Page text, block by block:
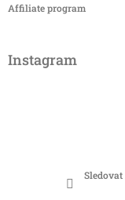
Affiliate program
Instagram